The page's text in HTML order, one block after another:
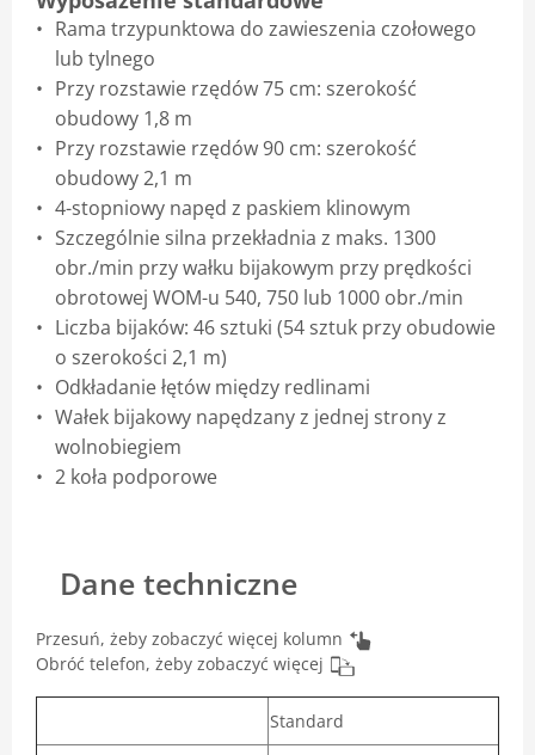
Rama trzypunktowa do zawieszenia czołowego
lub tylnego
Przy rozstawie rzędów 75 cm: szerokość
obudowy 1,8 m
Przy rozstawie rzędów 90 cm: szerokość
obudowy 2,1 m
4-stopniowy napęd z paskiem klinowym
Szczególnie silna przekładnia z maks. 1300
obr./min przy wałku bijakowym przy prędkości
obrotowej WOM-u 540, 750 lub 1000 obr./min
Liczba bijaków: 46 sztuki (54 sztuk przy obudowie
o szerokości 2,1 m)
Odkładanie łętów między redlinami
Wałek bijakowy napędzany z jednej strony z
wolnobiegiem
2 koła podporowe
Dane techniczne
Przesuń, żeby zobaczyć więcej kolumn
Obróć telefon, żeby zobaczyć więcej
Standard